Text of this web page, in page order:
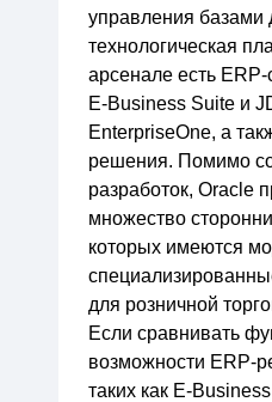
управления базами
технологическая
арсенале есть
E-Business Suite и
EnterpriseOne, а
решения. Помимо
разработок, Oracle
множество
которых имеются
для розничной
Если сравнивать
возможности ERP-
таких как E-